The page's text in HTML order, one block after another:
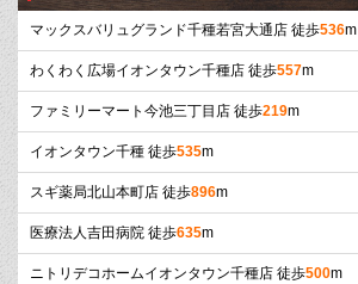
マックスバリュグランド千種若宮大通店 徒歩536m
わくわく広場イオンタウン千種店 徒歩557m
ファミリーマート今池三丁目店 徒歩219m
イオンタウン千種 徒歩535m
スギ薬局北山本町店 徒歩896m
医療法人吉田病院 徒歩635m
ニトリデコホームイオンタウン千種店 徒歩500m